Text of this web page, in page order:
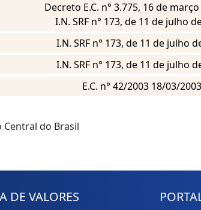
Decreto E.C. n° 3.775, 16 de março
I.N. SRF n° 173, de 11 de julho
I.N. SRF n° 173, de 11 de julho
I.N. SRF n° 173, de 11 de julho
E.C. n° 42/2003 18/03/2003
Central do Brasil
DE VALORES